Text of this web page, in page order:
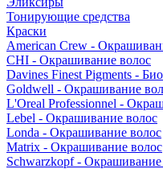
Тонирующие средства
Краски
American Crew -
CHI - Окрашивание волос
Davines Finest Pigments -
Goldwell - Окрашивание
L'Oreal Professionnel -
Lebel - Окрашивание волос
Londa - Окрашивание волос
Matrix - Окрашивание волос
Schwarzkopf - Окрашивание